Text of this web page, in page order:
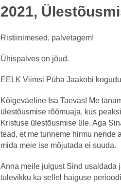
2021,
Ristiinimesed, palvetagem!
Ühispalves on jõud.
EELK Viimsi Püha Jaakobi
Kõigeväeline Isa Taevas! Me
ülestõusmise rõõmuaja, kus
Kristuse ülestõusmise üle. Aga
tead, et me tunneme hirmu nende
mida meie ise mõjutada ei suuda.
Anna meile julgust Sind usaldada
tulevikku ka sellel haiguse